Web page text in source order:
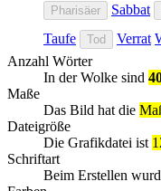
Pharisäer Sabbat
Taufe Tod Verrat
Anzahl Wörter
In der Wolke sind
Maße
Das Bild hat die
Dateigröße
Die Grafikdatei ist
Schriftart
Beim Erstellen